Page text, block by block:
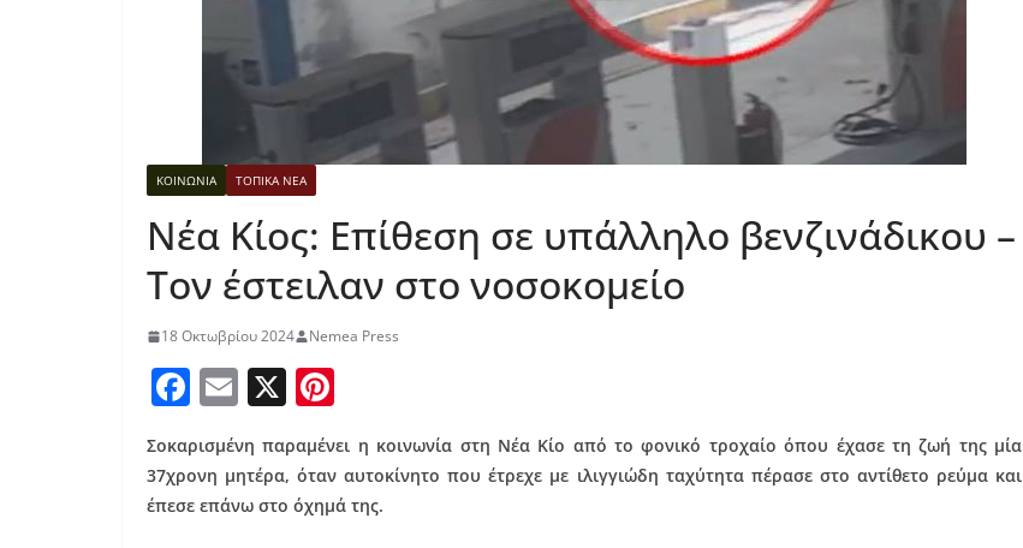
ΚΟΙΝΩΝΙΑ ΤΟΠΙΚΑ ΝΕΑ
Νέα Κίος: Επίθεση σε υπάλληλο βενζινάδικου –
Τον έστειλαν στο νοσοκομείο
18 Οκτωβρίου 2024 Nemea Press
F
c
e
E
ai
l
X
er
e
Σοκαρισμένη παραμένει η κοινωνία στη Νέα Κίο από το φονικό τροχαίο όπου έχασε τη ζωή της μία
37χρονη μητέρα, όταν αυτοκίνητο που έτρεχε με ιλιγγιώδη ταχύτητα πέρασε στο αντίθετο ρεύμα και
έπεσε επάνω στο όχημά της.